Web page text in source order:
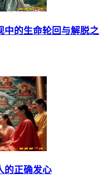
中的生命轮回与解脱之
的正确发心